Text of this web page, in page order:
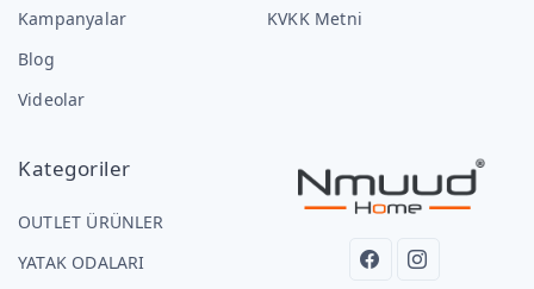
Kampanyalar
Blog
Videolar
KVKK Metni
Kategoriler
OUTLET ÜRÜNLER
YATAK ODALARI